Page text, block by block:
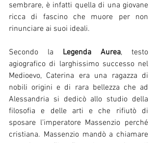
sembrare, è infatti quella di una giovane
ricca di fascino che muore per non
rinunciare ai suoi ideali.
Secondo la Legenda Aurea, testo
agiografico di larghissimo successo nel
Medioevo, Caterina era una ragazza di
nobili origini e di rara bellezza che ad
Alessandria si dedicò allo studio della
filosofia e delle arti e che rifiutò di
sposare l’imperatore Massenzio perché
cristiana. Massenzio mandò a chiamare